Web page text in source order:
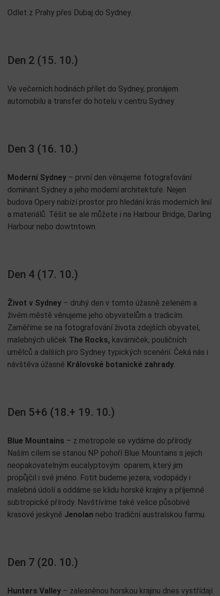
Odlet z Prahy přes Dubaj do Sydney.
Den 2 (15. 10.)
Ve večerních hodinách přílet do Sydney, pronájem
automobilu a transfer do hotelu v centru Sydney
Den 3 (16. 10.)
Moderní Sydney – první den věnujeme fotografování
dominant Sydney a jeho moderní architektuře. Nejen
budova Opery nabízí prostor pro hledání krás moderních linií
a materiálů. Těšit se ale můžete i na Harbour Bridge, Darling
Harbour nebo dowtntown.
Den 4 (17. 10.)
Život v Sydney – druhý den v tomto úžasně zeleném a
živém městě věnujeme jeho obyvatelům a tradicím.
Zaměříme se na fotografování života zdejších obyvatel,
malebných uliček The Rocks, kavárniček, pouličních
umělců a dalších pro Sydney typických scenérií. Čeká nás i
návštěva úžasné Královské botanické zahrady.
Den 5+6 (18.+ 19. 10.)
Blue Mountains – z metropole se vydáme do přírody.
Naším cílem se stanou NP pohoří Blue Mountains s jejich
neopakovatelným eucalyptovým oparem, který jim
propůjčil i své jméno. Fotit budeme jezera, vodopády i
malebná údolí a oddáme se klidu horské krajiny a příjemné
subtropické přírody. Navštívíme také velice působivé
krasové jeskyně Jenolan nebo tradiční australskou farmu.
Den 7 (20. 10.)
Hunters Valley – zalesněnou horskou krajinu dnes vystřídají